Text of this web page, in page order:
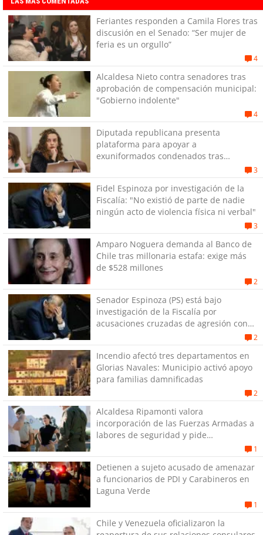
Feriantes responden a Camila Flores tras
discusión en el Senado: “Ser mujer de
feria es un orgullo”
4
Alcaldesa Nieto contra senadores tras
aprobación de compensación municipal:
"Gobierno indolente"
4
Diputada republicana presenta
plataforma para apoyar a
exuniformados condenados tras
3
Fidel Espinoza por investigación de la
Fiscalía: "No existió de parte de nadie
ningún acto de violencia física ni verbal"
3
Amparo Noguera demanda al Banco de
Chile tras millonaria estafa: exige más
de $528 millones
2
Senador Espinoza (PS) está bajo
investigación de la Fiscalía por
acusaciones cruzadas de agresión con
2
Incendio afectó tres departamentos en
Glorias Navales: Municipio activó apoyo
para familias damnificadas
2
Alcaldesa Ripamonti valora
incorporación de las Fuerzas Armadas a
labores de seguridad y pide
1
Detienen a sujeto acusado de amenazar
a funcionarios de PDI y Carabineros en
Laguna Verde
1
Chile y Venezuela oficializaron la